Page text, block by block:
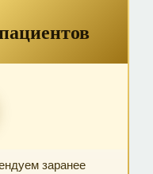
заранее